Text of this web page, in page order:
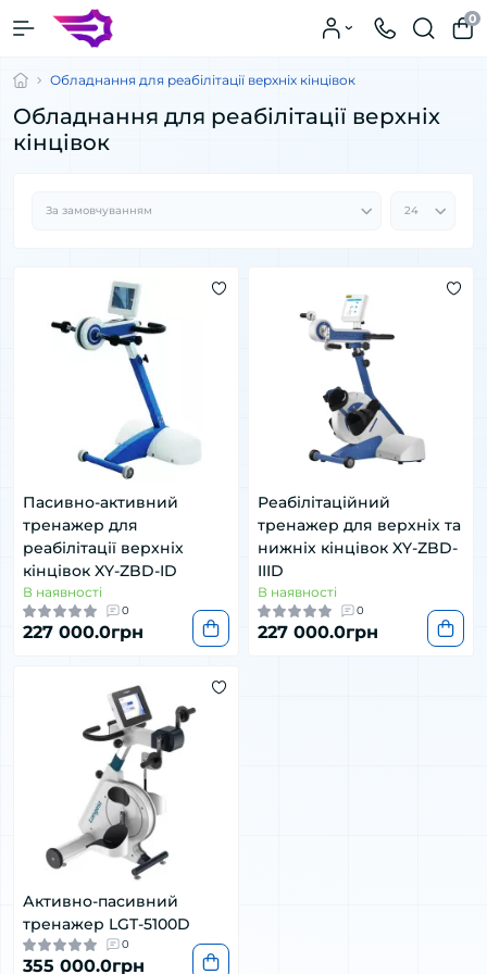
0
Обладнання для реабілітації верхніх кінцівок
Обладнання для реабілітації верхніх
кінцівок
Пасивно-активний
тренажер для
реабілітації верхніх
кінцівок XY-ZBD-ID
В наявності
0
227 000.0грн
Реабілітаційний
тренажер для верхніх та
нижніх кінцівок XY-ZBD-
IIID
В наявності
0
227 000.0грн
Активно-пасивний
тренажер LGT-5100D
0
355 000.0грн